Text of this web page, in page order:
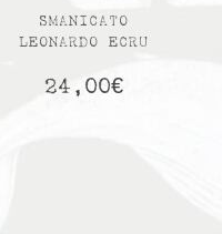
SMANICATO
LEONARDO ECRU
24,00€